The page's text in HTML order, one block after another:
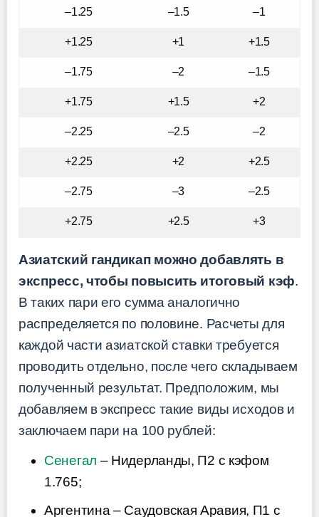
–1.25 –1.5 –1
+1.25 +1 +1.5
–1.75 –2 –1.5
+1.75 +1.5 +2
–2.25 –2.5 –2
+2.25 +2 +2.5
–2.75 –3 –2.5
+2.75 +2.5 +3
Азиатский гандикап можно добавлять в
экспресс, чтобы повысить итоговый кэф.
В таких пари его сумма аналогично
распределяется по половине. Расчеты для
каждой части азиатской ставки требуется
проводить отдельно, после чего складываем
полученный результат. Предположим, мы
добавляем в экспресс такие виды исходов и
заключаем пари на 100 рублей:
Сенегал – Нидерланды, П2 с кэфом
1.765;
Аргентина – Саудовская Аравия, П1 с